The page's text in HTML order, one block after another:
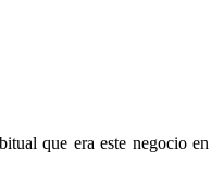
que era este negocio en